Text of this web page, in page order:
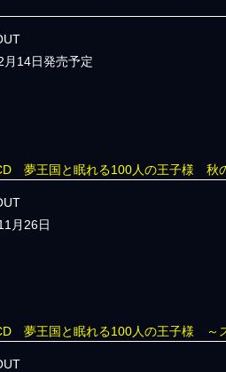
月14日発売予定
夢王国と眠れる100人の王子様 秋
月26日
夢王国と眠れる100人の王子様 ～